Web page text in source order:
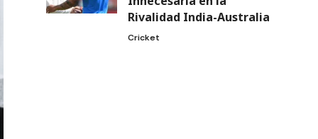
Rivalidad India-Australia
Cricket